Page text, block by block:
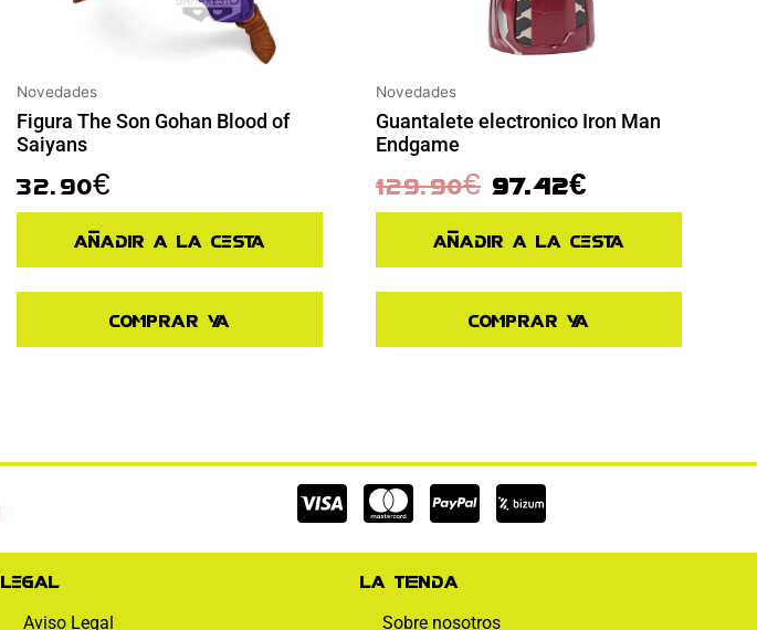
Novedades
Figura The Son Gohan Blood of
Saiyans
32.90€
Añadir a la cesta
Comprar ya
Novedades
Guantalete electronico Iron Man
Endgame
129.90€ 97.42€
Añadir a la cesta
Comprar ya
Cc-
visa
Cc-
mastercard
Cc-
paypal
Legal
Aviso Legal
La tienda
Sobre nosotros